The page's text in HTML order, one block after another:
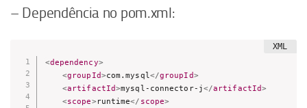
– Dependência no pom.xml:
<dependency>
<groupId>com.mysql </groupId>
<artifactId>mysql-connector-j</artifactId>
<scope> runtime</ scope>